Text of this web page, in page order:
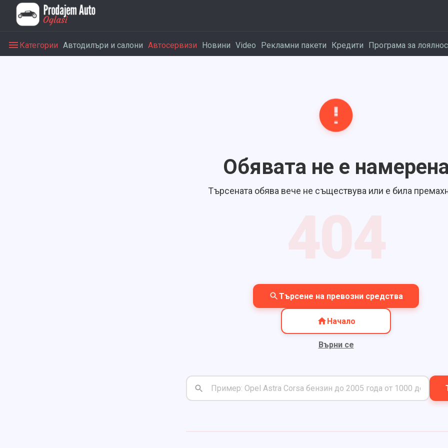
Категории Автодилъри и салони Автосервизи Новини Video Рекламни пакети Кредити Програма за
Обявата не е
Търсената обява вече не съществува или е била
Търсене на превозни средства
Начало
Върни се